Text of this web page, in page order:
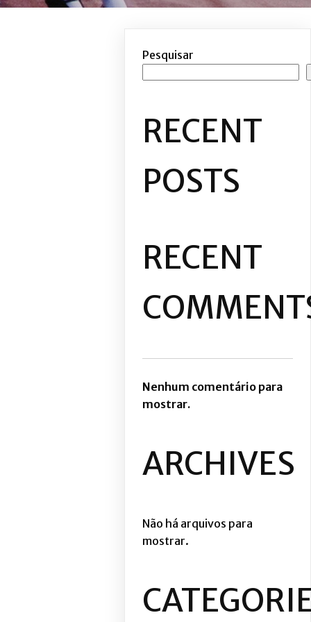
Pesquisar
RECENT
POSTS
RECENT
Nenhum comentário para
mostrar.
ARCHIVES
Não há arquivos para
mostrar.